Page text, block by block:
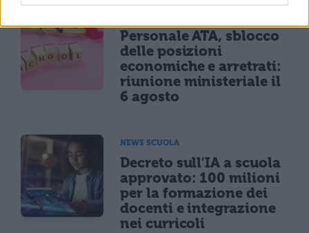
Personale ATA, sblocco
delle posizioni
economiche e arretrati:
riunione ministeriale il
6 agosto
NEWS SCUOLA
Decreto sull'IA a scuola
approvato: 100 milioni
per la formazione dei
docenti e integrazione
nei curricoli